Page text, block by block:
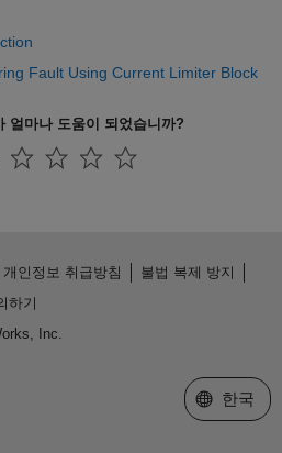
Fault Using Current Limiter Block
얼마나 도움이 되었습니까?
개인정보 취급방침
불법 복제 방지
하기
Inc.
웹사이트
한국